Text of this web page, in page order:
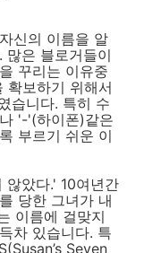
신의 이름을 알
많은 블로거들이
꾸리는 이유중
확보하기 위해서
습니다. 특히 수
'-'(하이폰)같은
부르기 쉬운 이
않았다.' 10여년간
당한 그녀가 내
이름에 걸맞지
차 있습니다. 특
Seven